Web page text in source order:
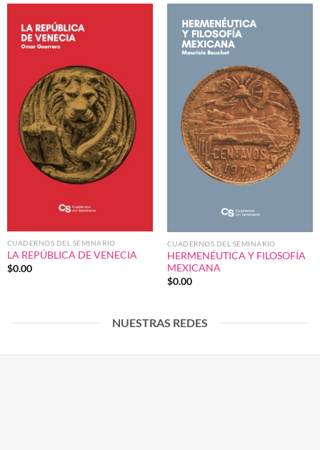
CUADERNOS DEL SEMINARIO
LA REPÚBLICA DE VENECIA
$0.00
CUADERNOS DEL SEMINARIO
HERMENÉUTICA Y FILOSOFÍA
MEXICANA
$0.00
NUESTRAS REDES